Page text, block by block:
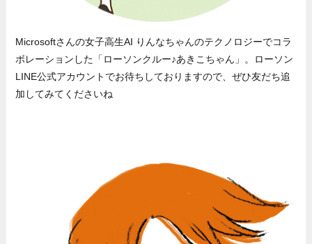
Microsoftさんの女子高生AI りんなちゃんのテクノロジーでコラ
ボレーションした「ローソンクルー♪あきこちゃん」。ローソン
LINE公式アカウントでお待ちしておりますので、ぜひ友だち追
加してみてくださいね